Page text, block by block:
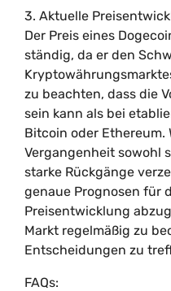
3. Aktuelle
Der Preis eines
ständig, da er den
zu beachten, dass die
sein kann als bei
Bitcoin oder Ethereum.
Vergangenheit sowohl
starke Rückgänge
genaue Prognosen für
Preisentwicklung
Markt regelmäßig zu
Entscheidungen zu
FAQs: